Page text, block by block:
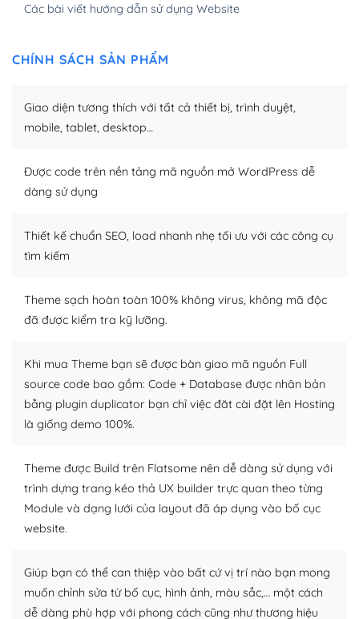
– Dễ dàng tùy chỉnh, sửa chữa
Khi bạn sử dụng WordPress, thì vấn đề giao diện của
trở nên hấp dẫn và đơn giản hơn.
tìm kiếm chúng trên Internet hoặc nhờ chuyên gia.
– Sở hữu một cộng đồng lớn, sẵn sàng hỗ trợ
khổng lồ được kiểm duyệt bởi các nhân viên và những
người cuồng tín WordPress.
kiếm những cộng đồng WordPress, họ sẽ giúp bạn trả
lời, giải đáp vấn đề của bạn.
Cộng đồng sử dụng WordPress sẵn sàng hỗ trợ bạn
Plugin mở rộng là thành phần cài đặt thêm vào
WordPress để tăng thêm các tính năng cần thiết. Có
nhiều plugin trả phí hoặc miễn phí.
plugin của WordPress rất phong phú. Bạn có thể thỏa
thích chọn lựa plugin và themes phù hợp cho mục đích
Các bài viết hướng dẫn sử dụng Website
CHÍNH SÁCH SẢN PHẨM
Giao diện tương thích với tất cả thiết bị, trình duyệt,
mobile, tablet, desktop…
Được code trên nền tảng mã nguồn mở WordPress dễ
dàng sử dụng
Thiết kế chuẩn SEO, load nhanh nhẹ tối ưu với các công cụ
tìm kiếm
Theme sạch hoàn toàn 100% không virus, không mã độc
đã được kiểm tra kỹ lưỡng.
Khi mua Theme bạn sẽ được bàn giao mã nguồn Full
source code bao gồm: Code + Database được nhân bản
bằng plugin duplicator bạn chỉ việc đăt cài đặt lên Hosting
là giống demo 100%.
Theme được Build trên Flatsome nên dễ dàng sử dụng với
trình dựng trang kéo thả UX builder trực quan theo từng
Module và dạng lưới của layout đã áp dụng vào bố cục
website.
Giúp bạn có thể can thiệp vào bất cứ vị trí nào bạn mong
muốn chỉnh sửa từ bố cục, hình ảnh, màu sắc,… một cách
dễ dàng phù hợp với phong cách cũng như thương hiệu